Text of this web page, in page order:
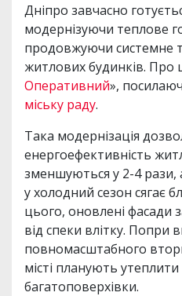
Дніпро завчасно
модернізуючи теплове
продовжуючи системне
житлових будинків. Про
Оперативний»,
міську раду.
Така модернізація
енергоефективність
зменшуються у 2-4 рази,
у холодний сезон сягає
цього, оновлені
від спеки влітку. Попри
повномасштабного
місті планують
багатоповерхівки.